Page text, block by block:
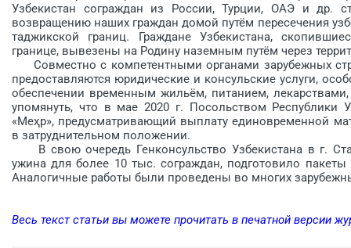
Узбекистан сограждан из России, Турции, ОАЭ и др.
возвращению наших граждан домой путём пересечения
таджикской границ. Граждане Узбекистана,
границе, вывезены на Родину наземным путём через
Совместно с компетентными органами зарубежных
предоставляются юридические и консульские услуги,
обеспечении временным жильём, питанием,
упомянуть, что в мае 2020 г. Посольством Республики
«Меҳр», предусмат­ривающий выплату единовременной
в затруднительном положении.
В свою очередь Генконсульство Узбекистана в г.
ужина для более 10 тыс. сограж­дан, подготовило
Аналогичные работы были проведены во многих
Весь текст статьи вы можете прочитать в печатной версии